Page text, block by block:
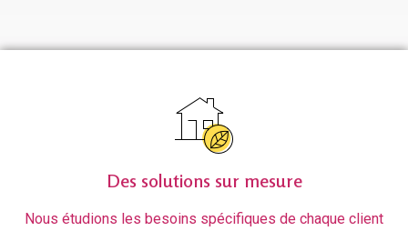
Des solutions sur mesure
Nous étudions les besoins spécifiques de chaque client